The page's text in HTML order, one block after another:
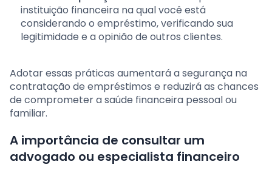
instituição financeira na qual você está
considerando o empréstimo, verificando sua
legitimidade e a opinião de outros clientes.
Adotar essas práticas aumentará a segurança na
contratação de empréstimos e reduzirá as chances
de comprometer a saúde financeira pessoal ou
familiar.
A importância de consultar um
advogado ou especialista financeiro